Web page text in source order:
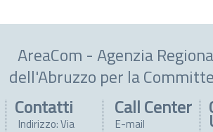
AreaCom - Agenzia
dell'Abruzzo per la
Contatti
Indirizzo: Via
Call Center
E-mail